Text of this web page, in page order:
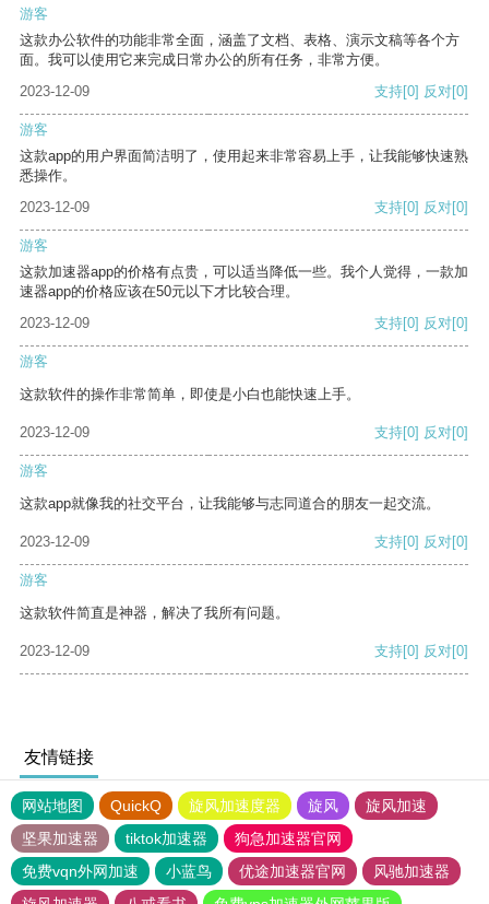
游客
这款办公软件的功能非常全面，涵盖了文档、表格、演示文稿等各个方
面。我可以使用它来完成日常办公的所有任务，非常方便。
2023-12-09
支持[0] 反对[0]
游客
这款app的用户界面简洁明了，使用起来非常容易上手，让我能够快速熟
悉操作。
2023-12-09
支持[0] 反对[0]
游客
这款加速器app的价格有点贵，可以适当降低一些。我个人觉得，一款加
速器app的价格应该在50元以下才比较合理。
2023-12-09
支持[0] 反对[0]
游客
这款软件的操作非常简单，即使是小白也能快速上手。
2023-12-09 支持[0] 反对[0]
游客
这款app就像我的社交平台，让我能够与志同道合的朋友一起交流。
2023-12-09 支持[0] 反对[0]
游客
这款软件简直是神器，解决了我所有问题。
2023-12-09 支持[0] 反对[0]
友情链接
网站地图 QuickQ 旋风加速度器 旋风
旋风加速
坚果加速器
tiktok加速器
狗急加速器官网
免费vqn外网加速
小蓝鸟 优途加速器官网
风驰加速器